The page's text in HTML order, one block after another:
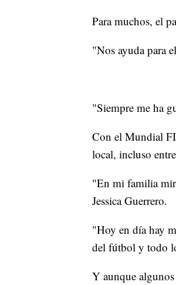
Para muchos, el
"Nos ayuda para
"Siempre me ha
Con el Mundial
local, incluso
"En mi familia
Jessica Guerrero.
"Hoy en día hay
del fútbol y todo
Y aunque